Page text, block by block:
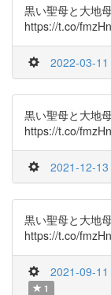
黒い聖母と大地
https://t.co/
2022-03-
黒い聖母と大地
https://t.co/
2021-12-
黒い聖母と大地
https://t.co/
2021-09-
1